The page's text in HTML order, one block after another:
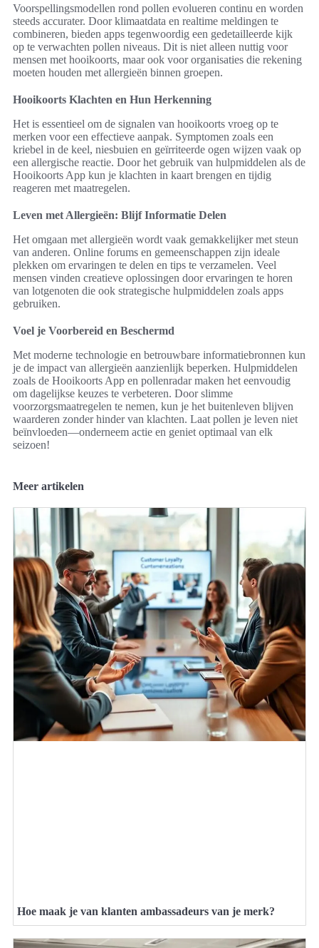
Voorspellingsmodellen rond pollen evolueren continu en worden
steeds accurater. Door klimaatdata en realtime meldingen te
combineren, bieden apps tegenwoordig een gedetailleerde kijk
op te verwachten pollen niveaus. Dit is niet alleen nuttig voor
mensen met hooikoorts, maar ook voor organisaties die rekening
moeten houden met allergieën binnen groepen.
Hooikoorts Klachten en Hun Herkenning
Het is essentieel om de signalen van hooikoorts vroeg op te
merken voor een effectieve aanpak. Symptomen zoals een
kriebel in de keel, niesbuien en geïrriteerde ogen wijzen vaak op
een allergische reactie. Door het gebruik van hulpmiddelen als de
Hooikoorts App kun je klachten in kaart brengen en tijdig
reageren met maatregelen.
Leven met Allergieën: Blijf Informatie Delen
Het omgaan met allergieën wordt vaak gemakkelijker met steun
van anderen. Online forums en gemeenschappen zijn ideale
plekken om ervaringen te delen en tips te verzamelen. Veel
mensen vinden creatieve oplossingen door ervaringen te horen
van lotgenoten die ook strategische hulpmiddelen zoals apps
gebruiken.
Voel je Voorbereid en Beschermd
Met moderne technologie en betrouwbare informatiebronnen kun
je de impact van allergieën aanzienlijk beperken. Hulpmiddelen
zoals de Hooikoorts App en pollenradar maken het eenvoudig
om dagelijkse keuzes te verbeteren. Door slimme
voorzorgsmaatregelen te nemen, kun je het buitenleven blijven
waarderen zonder hinder van klachten. Laat pollen je leven niet
beïnvloeden—onderneem actie en geniet optimaal van elk
seizoen!
Meer artikelen
Hoe maak je van klanten ambassadeurs van je merk?